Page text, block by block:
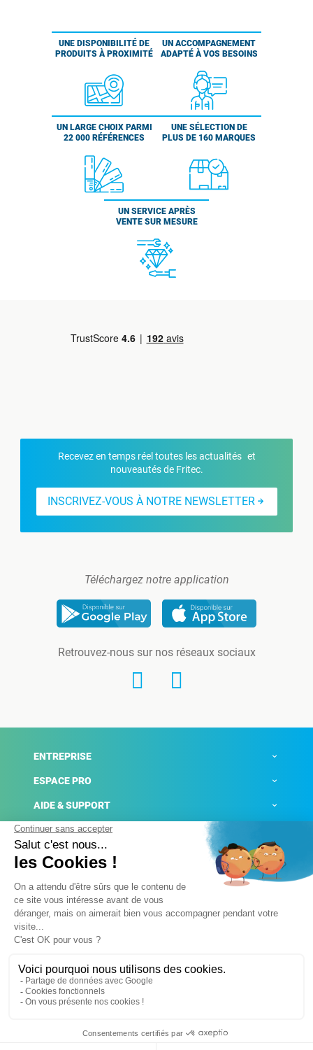
UNE DISPONIBILITÉ DE
PRODUITS À PROXIMITÉ
UN ACCOMPAGNEMENT
ADAPTÉ À VOS BESOINS
UN LARGE CHOIX PARMI
22 000 RÉFÉRENCES
UNE SÉLECTION DE
PLUS DE 160 MARQUES
UN SERVICE APRÈS
VENTE SUR MESURE
Recevez en temps réel toutes les actualités et
nouveautés de Fritec.
INSCRIVEZ-VOUS À NOTRE NEWSLETTER
Téléchargez notre application
Retrouvez-nous sur nos réseaux sociaux
ENTREPRISE
ESPACE PRO
AIDE & SUPPORT
ACTUALITÉS
Mentions légales
Conditions générales de ventes
Plateforme de signalement